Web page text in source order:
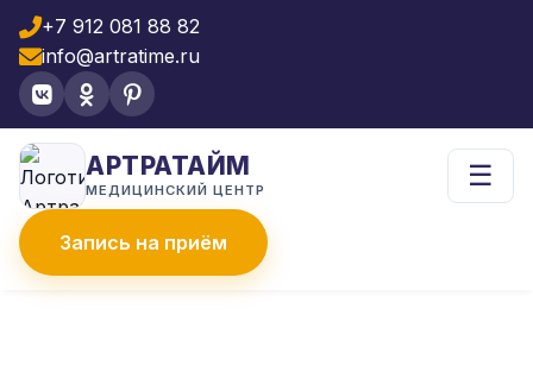
+7 912 081 88 82
info@artratime.ru
АРТРАТАЙМ
МЕДИЦИНСКИЙ ЦЕНТР
Запись на приём
☰